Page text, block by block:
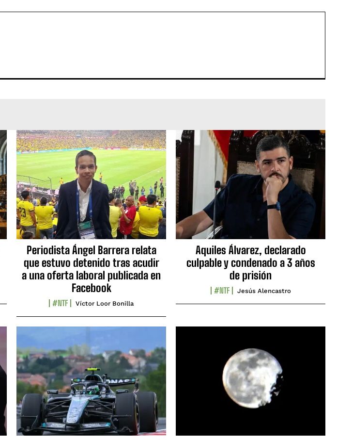
Periodista Ángel Barrera relata
que estuvo detenido tras acudir
a una oferta laboral publicada en
Facebook
#NTF Víctor Loor Bonilla
Aquiles Álvarez, declarado
culpable y condenado a 3 años
de prisión
#NTF Jesús Alencastro